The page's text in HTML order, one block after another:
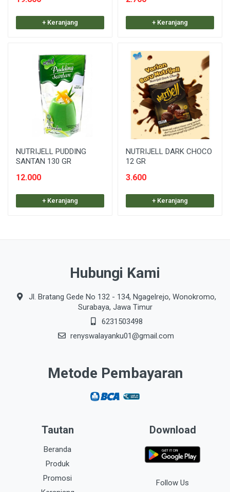
+ Keranjang + Keranjang
NUTRIJELL PUDDING
SANTAN 130 GR
12.000
+ Keranjang
NUTRIJELL DARK CHOCO
12 GR
3.600
+ Keranjang
Hubungi Kami
Jl. Bratang Gede No 132 - 134, Ngagelrejo, Wonokromo,
Surabaya, Jawa Timur
6231503498
renyswalayanku01@gmail.com
Metode Pembayaran
Tautan
Beranda
Produk
Promosi
Download
Follow Us